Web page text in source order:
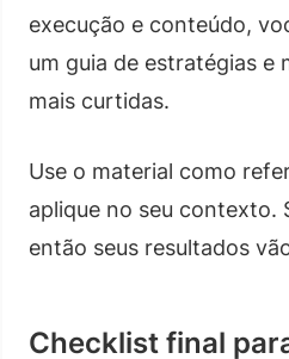
execução e conteúdo,
um guia de estratégias e
mais curtidas.
Use o material como
aplique no seu contexto.
então seus resultados
Checklist final